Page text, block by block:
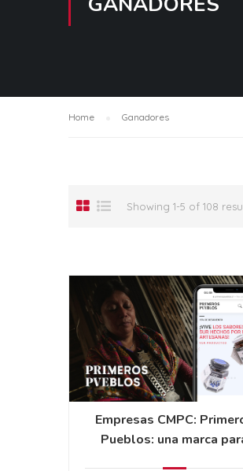
Home Ganadores
Showing 1-5 of 108
Empresas CMPC:
Pueblos: una marca